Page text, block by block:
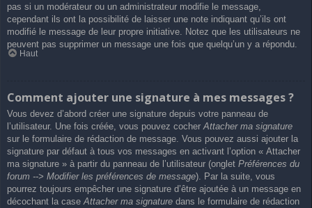
pas si un modérateur ou un administrateur modifie le message,
cependant ils ont la possibilité de laisser une note indiquant qu’ils ont
modifié le message de leur propre initiative. Notez que les utilisateurs ne
peuvent pas supprimer un message une fois que quelqu’un y a répondu.
Haut
Comment ajouter une signature à mes messages ?
Vous devez d’abord créer une signature depuis votre panneau de
l’utilisateur. Une fois créée, vous pouvez cocherAttacher ma signature
sur le formulaire de rédaction de message. Vous pouvez aussi ajouter la
signature par défaut à tous vos messages en activant l’option « Attacher
ma signature » à partir du panneau de l’utilisateur (onglet Préférences du
forum --> Modifier les préférences de message). Par la suite, vous
pourrez toujours empêcher une signature d’être ajoutée à un message en
décochant la caseAttacher ma signature dans le formulaire de rédaction